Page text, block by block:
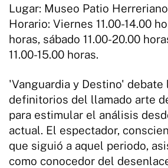
Lugar: Museo Patio
Horario: Viernes 11.00-14.00
horas, sábado 11.00-20.00
11.00-15.00 horas.
'Vanguardia y Destino'
definitorios del llamado arte
para estimular el análisis
actual. El espectador,
que siguió a aquel periodo,
como conocedor del